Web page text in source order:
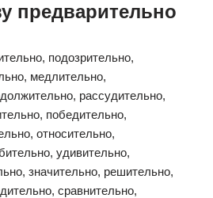
предварительно
подозрительно,
медлительно,
рассудительно,
победительно,
относительно,
удивительно,
значительно, решительно,
сравнительно,